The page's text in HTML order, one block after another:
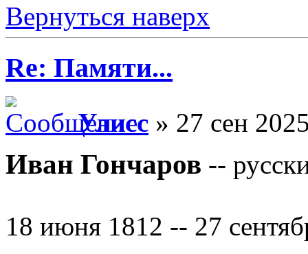
Вернуться наверх
Re: Памяти...
Улисс » 27 сен
Иван Гончаров --
18 июня 1812 -- 27